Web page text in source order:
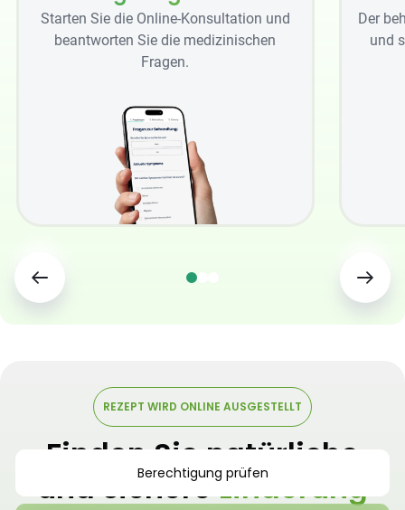
Starten Sie die Online-Konsultation und
beantworten Sie die medizinischen
Fragen.
Der
und
REZEPT WIRD ONLINE AUSGESTELLT
Finden Sie natürliche
und sichereLinderung
Berechtigung prüfen